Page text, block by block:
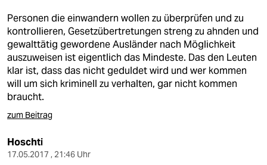
Personen die einwandern wollen zu überprüfen und zu
kontrollieren, Gesetzübertretungen streng zu ahnden und
gewalttätig gewordene Ausländer nach Möglichkeit
auszuweisen ist eigentlich das Mindeste. Das den Leuten
klar ist, dass das nicht geduldet wird und wer kommen
will um sich kriminell zu verhalten, gar nicht kommen
braucht.
zum Beitrag
Hoschti
17.05.2017 , 21:46 Uhr